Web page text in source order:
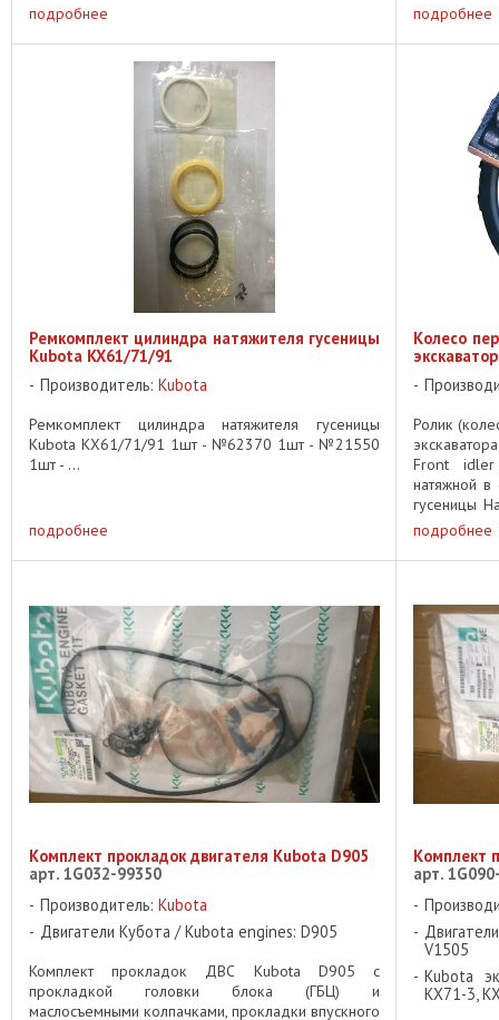
подробнее
подробнее
Ремкомплект цилиндра натяжителя гусеницы
Kubota KX61/71/91
Производитель: Kubota
Ремкомплект цилиндра натяжителя гусеницы
Kubota KX61/71/91 1шт - №62370 1шт - №21550
1шт - ...
подробнее
Колесо
Ролик
Front
натяжной
гусеницы
Kubota
подробнее
Комплект прокладок двигателя Kubota D905
арт. 1G032-99350
Производитель: Kubota
Двигатели Кубота / Kubota engines: D905
Комплект прокладок ДВС Kubota D905 c
прокладкой головки блока (ГБЦ) и
маслосъемными колпачками, прокладки впускного
Комплект
арт.
V1505
Kubota
KX71-3,